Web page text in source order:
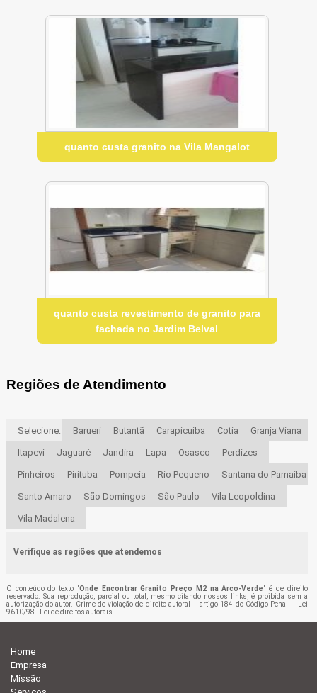
quanto custa granito na Vila Mangalot
quanto custa revestimento de granito para
fachada no Jardim Belval
Regiões de Atendimento
Selecione: Barueri Butantã Carapicuíba Cotia Granja Viana
Itapevi Jaguaré Jandira Lapa Osasco Perdizes
Pinheiros Pirituba Pompeia Rio Pequeno Santana do Parnaíba
Santo Amaro São Domingos São Paulo Vila Leopoldina
Vila Madalena
Verifique as regiões que atendemos
O conteúdo do texto "Onde Encontrar Granito Preço M2 na Arco-Verde" é de direito
reservado. Sua reprodução, parcial ou total, mesmo citando nossos links, é proibida sem a
autorização do autor. Crime de violação de direito autoral – artigo 184 do Código Penal –
Lei
9610/98 - Lei de direitos autorais
Home
Empresa
Missão